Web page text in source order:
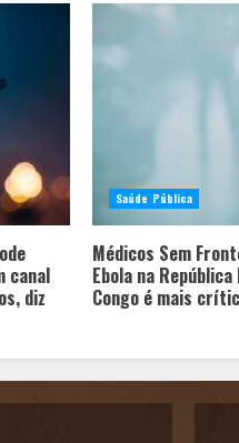
canal
diz
Saúde Pública
Médicos Sem
Ebola na
Congo é mais